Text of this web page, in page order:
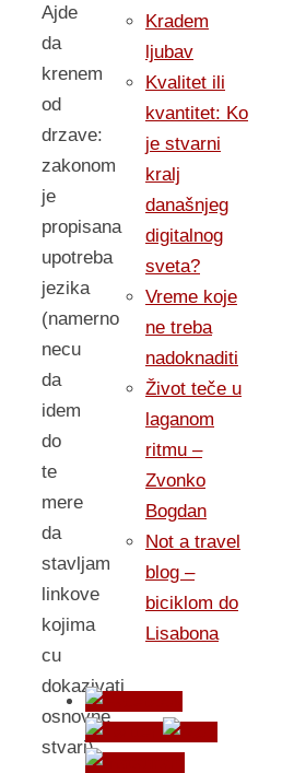
Ajde
da
krenem
od
drzave:
zakonom
je
propisana
upotreba
jezika
(namerno
necu
da
idem
do
te
mere
da
stavljam
linkove
kojima
cu
dokazivati
osnovne
stvari)
Kradem
ljubav
Kvalitet ili
kvantitet: Ko
je stvarni
kralj
današnjeg
digitalnog
sveta?
Vreme koje
ne treba
nadoknaditi
Život teče u
laganom
ritmu –
Zvonko
Bogdan
Not a travel
blog –
biciklom do
Lisabona